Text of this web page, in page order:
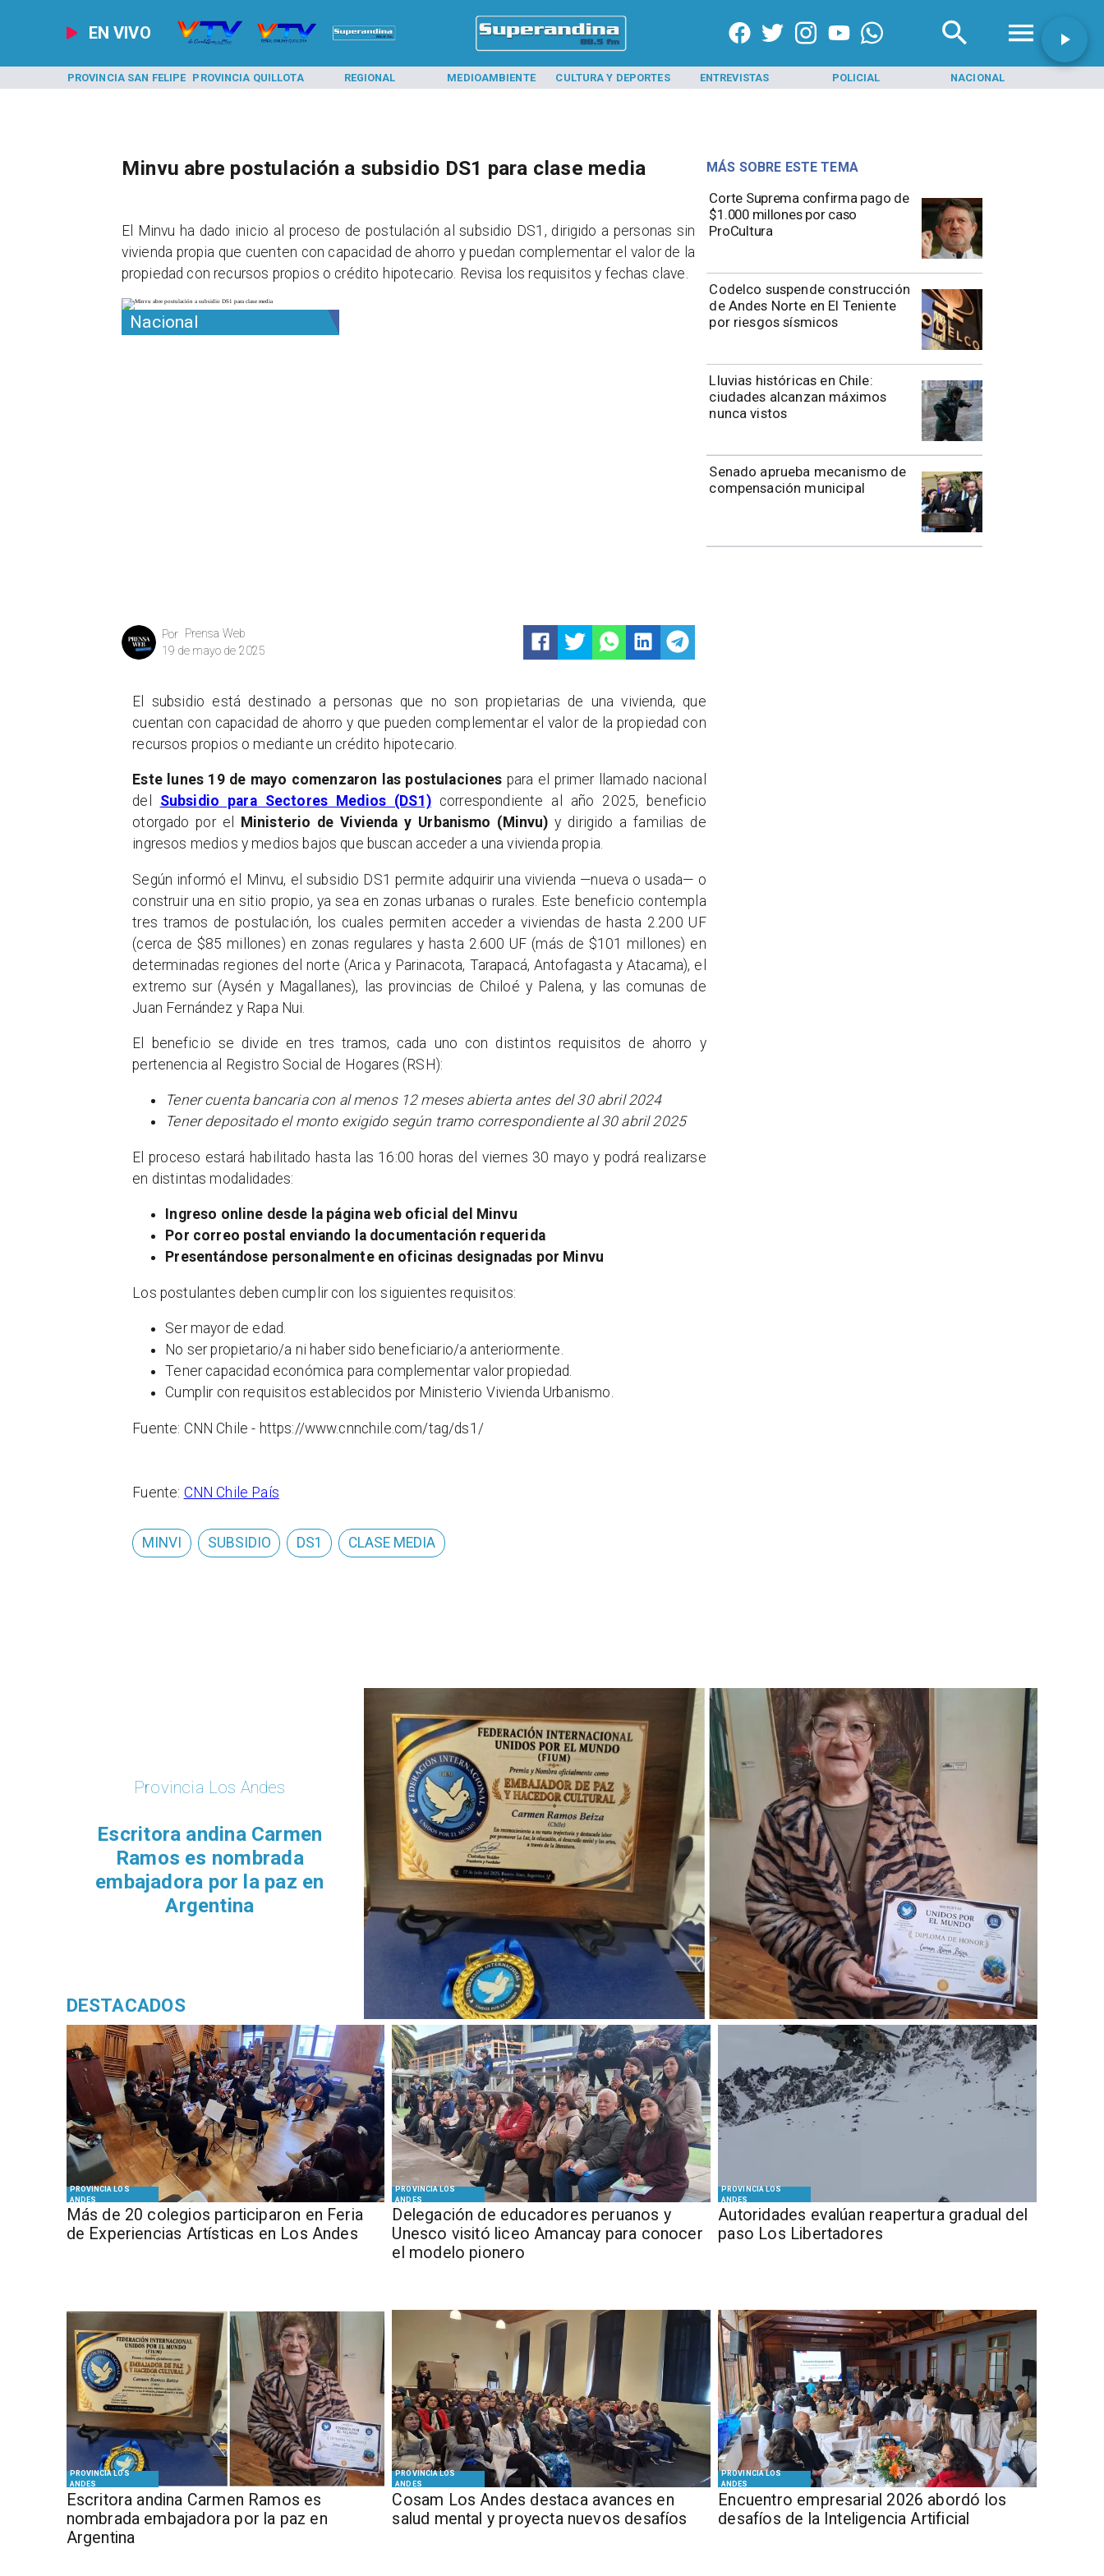
EN VIVO
PROVINCIA SAN FELIPE PROVINCIA QUILLOTA REGIONAL MEDIOAMBIENTE CULTURA Y DEPORTES ENTREVISTAS POLICIAL NACIONAL
Nacional
Prensa Web
Por
19 de mayo de 2025
Corte Suprema confirma pago de
$1.000 millones por caso
ProCultura
Codelco suspende construcción
de Andes Norte en El Teniente
por riesgos sísmicos
Lluvias históricas en Chile:
ciudades alcanzan máximos
nunca vistos
Senado aprueba mecanismo de
compensación municipal
MÁS SOBRE ESTE TEMA
Minvu abre postulación a subsidio DS1 para clase media
El Minvu ha dado inicio al proceso de postulación al subsidio DS1, dirigido a personas sin
vivienda propia que cuenten con capacidad de ahorro y puedan complementar el valor de la
propiedad con recursos propios o crédito hipotecario. Revisa los requisitos y fechas clave.
El subsidio está destinado a personas que no son propietarias de una vivienda, que
cuentan con capacidad de ahorro y que pueden complementar el valor de la propiedad con
recursos propios o mediante un crédito hipotecario.
Este lunes 19 de mayo comenzaron las postulaciones para el primer llamado nacional
del Subsidio para Sectores Medios (DS1)correspondiente al año 2025, beneficio
otorgado por el
Ministerio de Vivienda y Urbanismo (Minvu) y dirigido a familias de
ingresos medios y medios bajos que buscan acceder a una vivienda propia.
Según informó el Minvu, el subsidio DS1 permite adquirir una vivienda —nueva o usada— o
construir una en sitio propio, ya sea en zonas urbanas o rurales. Este beneficio contempla
tres tramos de postulación, los cuales permiten acceder a viviendas de hasta 2.200 UF
(cerca de $85 millones) en zonas regulares y hasta 2.600 UF (más de $101 millones) en
determinadas regiones del norte (Arica y Parinacota, Tarapacá, Antofagasta y Atacama), el
extremo sur (Aysén y Magallanes), las provincias de Chiloé y Palena, y las comunas de
Juan Fernández y Rapa Nui.
El beneficio se divide en tres tramos, cada uno con distintos requisitos de ahorro y
pertenencia al Registro Social de Hogares (RSH):
Tener cuenta bancaria con al menos 12 meses abierta antes del 30 abril 2024
Tener depositado el monto exigido según tramo correspondiente al 30 abril 2025
El proceso estará habilitado hasta las 16:00 horas del viernes 30 mayo y podrá realizarse
en distintas modalidades:
Ingreso online desde la página web oficial del Minvu
Por correo postal enviando la documentación requerida
Presentándose personalmente en oficinas designadas por Minvu
Los postulantes deben cumplir con los siguientes requisitos:
Ser mayor de edad.
No ser propietario/a ni haber sido beneficiario/a anteriormente.
Tener capacidad económica para complementar valor propiedad.
Cumplir con requisitos establecidos por Ministerio Vivienda Urbanismo.
Fuente: CNN Chile - https://www.cnnchile.com/tag/ds1/
Fuente: CNN Chile País
MINVI SUBSIDIO DS1 CLASE MEDIA
PROVINCIA LOS
ANDES
Más de 20 colegios participaron en Feria
de Experiencias Artísticas en Los Andes
PROVINCIA LOS
ANDES
Delegación de educadores peruanos y
Unesco visitó liceo Amancay para conocer
el modelo pionero
PROVINCIA LOS
ANDES
​​Autoridades evalúan reapertura gradual del
paso Los Libertadores
PROVINCIA LOS
ANDES
Escritora andina Carmen Ramos es
nombrada embajadora por la paz en
Argentina
PROVINCIA LOS
ANDES
Cosam Los Andes destaca avances en
salud mental y proyecta nuevos desafíos
PROVINCIA LOS
ANDES
Encuentro empresarial 2026 abordó los
desafíos de la Inteligencia Artificial
Provincia Los Andes
Escritora andina Carmen
Ramos es nombrada
embajadora por la paz en
Argentina
DESTACADOS